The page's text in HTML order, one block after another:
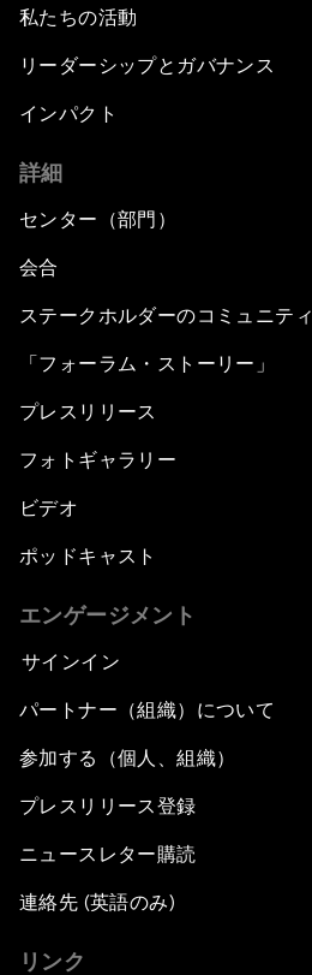
私たちの活動
リーダーシップとガバナンス
インパクト
詳細
センター（部門）
会合
ステークホルダーのコミュニティ
「フォーラム・ストーリー」
プレスリリース
フォトギャラリー
ビデオ
ポッドキャスト
エンゲージメント
サインイン
パートナー（組織）について
参加する（個人、組織）
プレスリリース登録
ニュースレター購読
連絡先 (英語のみ)
リンク